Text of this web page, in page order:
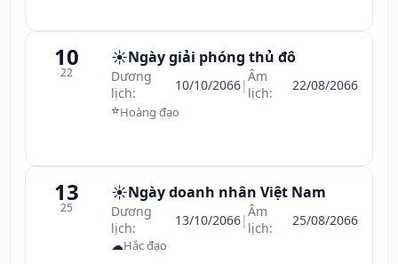
10
22
☀️Ngày giải phóng thủ đô
Dương
lịch:
10/10/2066|Âm
lịch:
22/08/2066
⭐Hoàng đạo
13
25
☀️Ngày doanh nhân Việt Nam
Dương
lịch:
13/10/2066|Âm
lịch:
25/08/2066
☁Hắc đạo